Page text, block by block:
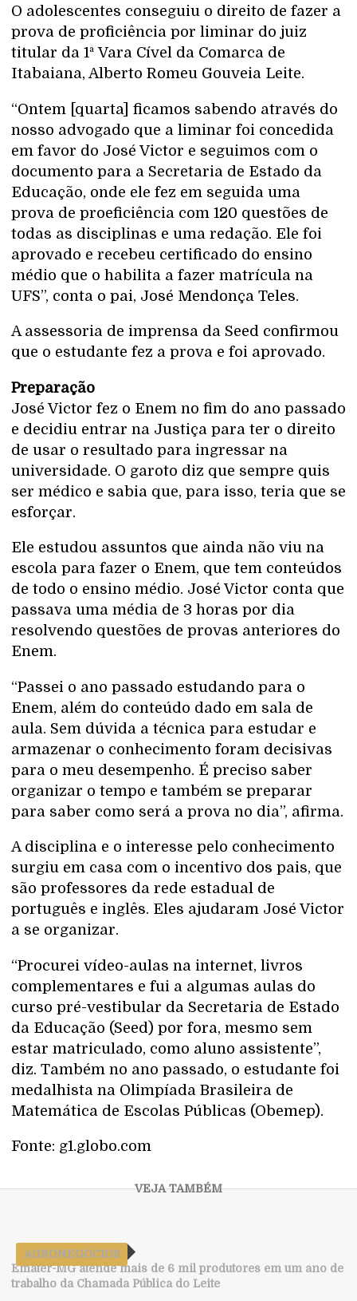
O adolescentes conseguiu o direito de fazer a
prova de proficiência por liminar do juiz
titular da 1ª Vara Cível da Comarca de
Itabaiana, Alberto Romeu Gouveia Leite.
“Ontem [quarta] ficamos sabendo através do
nosso advogado que a liminar foi concedida
em favor do José Victor e seguimos com o
documento para a Secretaria de Estado da
Educação, onde ele fez em seguida uma
prova de proeficiência com 120 questões de
todas as disciplinas e uma redação. Ele foi
aprovado e recebeu certificado do ensino
médio que o habilita a fazer matrícula na
UFS”, conta o pai, José Mendonça Teles.
A assessoria de imprensa da Seed confirmou
que o estudante fez a prova e foi aprovado.
Preparação
José Victor fez o Enem no fim do ano passado
e decidiu entrar na Justiça para ter o direito
de usar o resultado para ingressar na
universidade. O garoto diz que sempre quis
ser médico e sabia que, para isso, teria que se
esforçar.
Ele estudou assuntos que ainda não viu na
escola para fazer o Enem, que tem conteúdos
de todo o ensino médio. José Victor conta que
passava uma média de 3 horas por dia
resolvendo questões de provas anteriores do
Enem.
“Passei o ano passado estudando para o
Enem, além do conteúdo dado em sala de
aula. Sem dúvida a técnica para estudar e
armazenar o conhecimento foram decisivas
para o meu desempenho. É preciso saber
organizar o tempo e também se preparar
para saber como será a prova no dia”, afirma.
A disciplina e o interesse pelo conhecimento
surgiu em casa com o incentivo dos pais, que
são professores da rede estadual de
português e inglês. Eles ajudaram José Victor
a se organizar.
“Procurei vídeo-aulas na internet, livros
complementares e fui a algumas aulas do
curso pré-vestibular da Secretaria de Estado
da Educação (Seed) por fora, mesmo sem
estar matriculado, como aluno assistente”,
diz. Também no ano passado, o estudante foi
medalhista na Olimpíada Brasileira de
Matemática de Escolas Públicas (Obemep).
Fonte: g1.globo.com
AGRONEGÓCIOS
Emater-MG atende mais de 6 mil produtores em um ano de
trabalho da Chamada Pública do Leite